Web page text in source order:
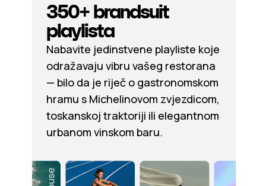
350+ brandsuit
playlista
Nabavite jedinstvene playliste koje
odražavaju vibru vašeg restorana
— bilo da je riječ o gastronomskom
hramu s Michelinovom zvjezdicom,
toskanskoj traktoriji ili elegantnom
urbanom vinskom baru.